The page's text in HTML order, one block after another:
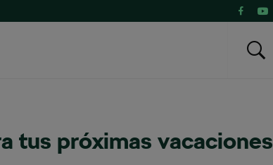
tus próximas vacaciones